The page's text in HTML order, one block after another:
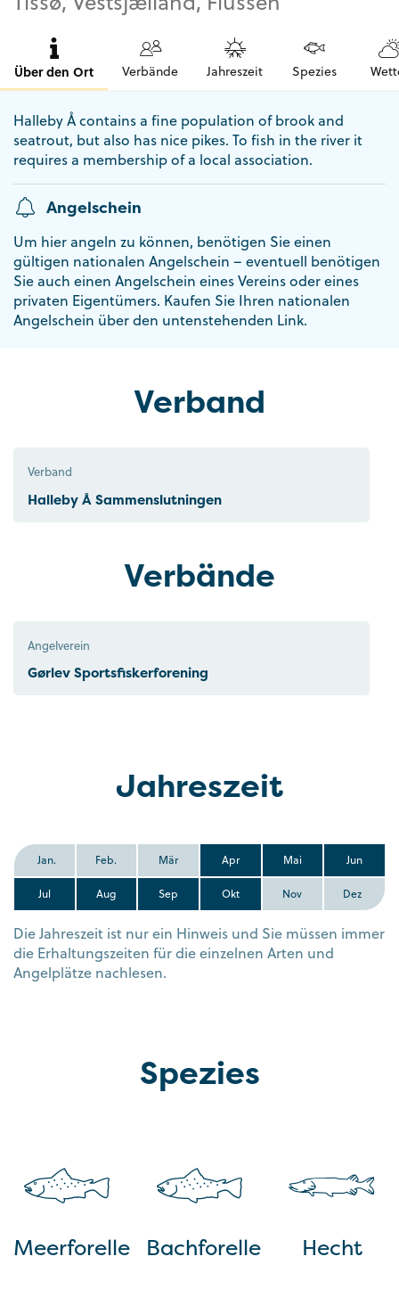
Über den Ort Verbände Jahreszeit Spezies
Halleby Å contains a fine population of brook and
seatrout, but also has nice pikes. To fish in the river it
requires a membership of a local association.
Angelschein
Um hier angeln zu können, benötigen Sie einen
gültigen nationalen Angelschein – eventuell benötigen
Sie auch einen Angelschein eines Vereins oder eines
privaten Eigentümers. Kaufen Sie Ihren nationalen
Angelschein über den untenstehenden Link.
Verband
Verband
Halleby Å Sammenslutningen
Verbände
Angelverein
Gørlev Sportsfiskerforening
Jahreszeit
Jan. Feb. Mär Apr Mai Jun
Jul Aug Sep Okt Nov Dez
Die Jahreszeit ist nur ein Hinweis und Sie müssen immer
die Erhaltungszeiten für die einzelnen Arten und
Angelplätze nachlesen.
Spezies
Meerforelle Bachforelle Hecht